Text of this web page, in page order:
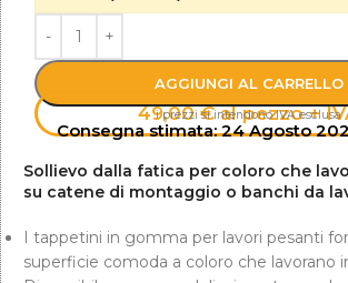
AGGIUNGI AL CARRELLO
49,00 € al pezzo +
i prezzi si intendono IVA esclusa
Consegna stimata: 24 Agosto
Sollievo dalla fatica per coloro che
su catene di montaggio o banchi da
I tappetini in gomma per lavori pesanti
superficie comoda a coloro che lavorano